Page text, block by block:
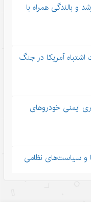
بالندگی همراه با
اشتباه آمریکا در جنگ
ایمنی خودروهای
و سیاست‌های نظامی